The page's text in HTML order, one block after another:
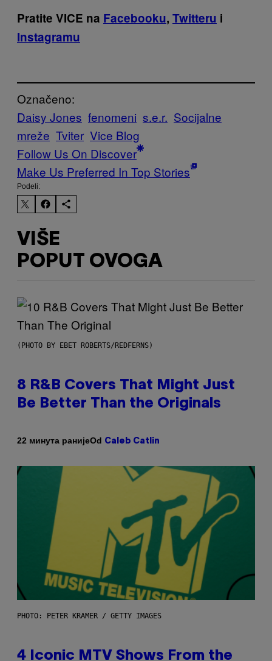
Pratite VICE na Facebooku, Twitteru i
Instagramu
Označeno:
Daisy Jones fenomeni s.e.r. Socijalne
mreže Tviter Vice Blog
Follow Us On Discover
Make Us Preferred In Top Stories
Podeli:
VIŠE
POPUT OVOGA
(PHOTO BY EBET ROBERTS/REDFERNS)
8 R&B Covers That Might Just
Be Better Than the Originals
22 минута ранијеOd Caleb Catlin
PHOTO: PETER KRAMER / GETTY IMAGES
4 Iconic MTV Shows From the